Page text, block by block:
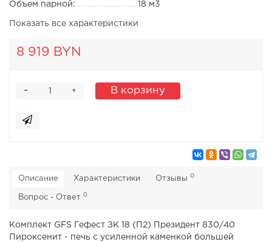
Объем парной:
18 м3
Показать все характеристики
8 919 BYN
+
- В корзину
Описание Характеристики Отзывы 0
Вопрос - Ответ 0
Комплект GFS Гефест ЗК 18 (П2) Президент 830/40
Пироксенит - печь с усиленной каменкой большей